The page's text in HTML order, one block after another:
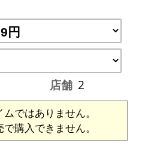
店舗 2
ではありません。
購入できません。